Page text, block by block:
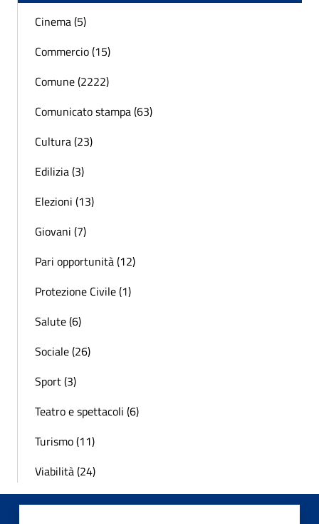
Cinema (5)
Commercio (15)
Comune (2222)
Comunicato stampa (63)
Cultura (23)
Edilizia (3)
Elezioni (13)
Giovani (7)
Pari opportunità (12)
Protezione Civile (1)
Salute (6)
Sociale (26)
Sport (3)
Teatro e spettacoli (6)
Turismo (11)
Viabilità (24)